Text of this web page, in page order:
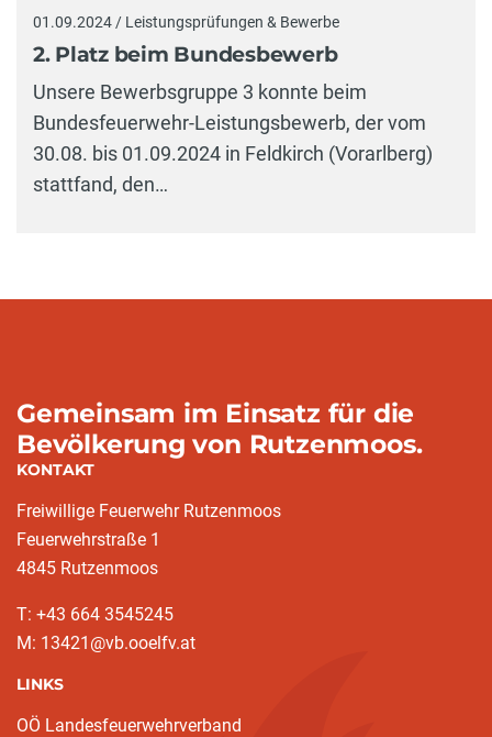
01.09.2024 / Leistungsprüfungen & Bewerbe
2. Platz beim Bundesbewerb
Unsere Bewerbsgruppe 3 konnte beim
Bundesfeuerwehr-Leistungsbewerb, der vom
30.08. bis 01.09.2024 in Feldkirch (Vorarlberg)
stattfand, den…
Gemeinsam im Einsatz für die
Bevölkerung von Rutzenmoos.
KONTAKT
Freiwillige Feuerwehr Rutzenmoos
Feuerwehrstraße 1
4845 Rutzenmoos
T: +43 664 3545245
M: 13421@vb.ooelfv.at
LINKS
OÖ Landesfeuerwehrverband